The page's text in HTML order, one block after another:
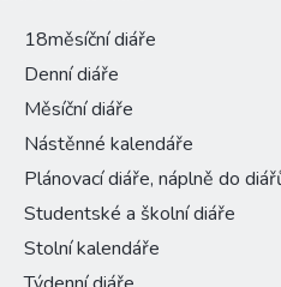
18měsíční diáře
Denní diáře
Měsíční diáře
Nástěnné kalendáře
Plánovací diáře, náplně do
Studentské a školní diáře
Stolní kalendáře